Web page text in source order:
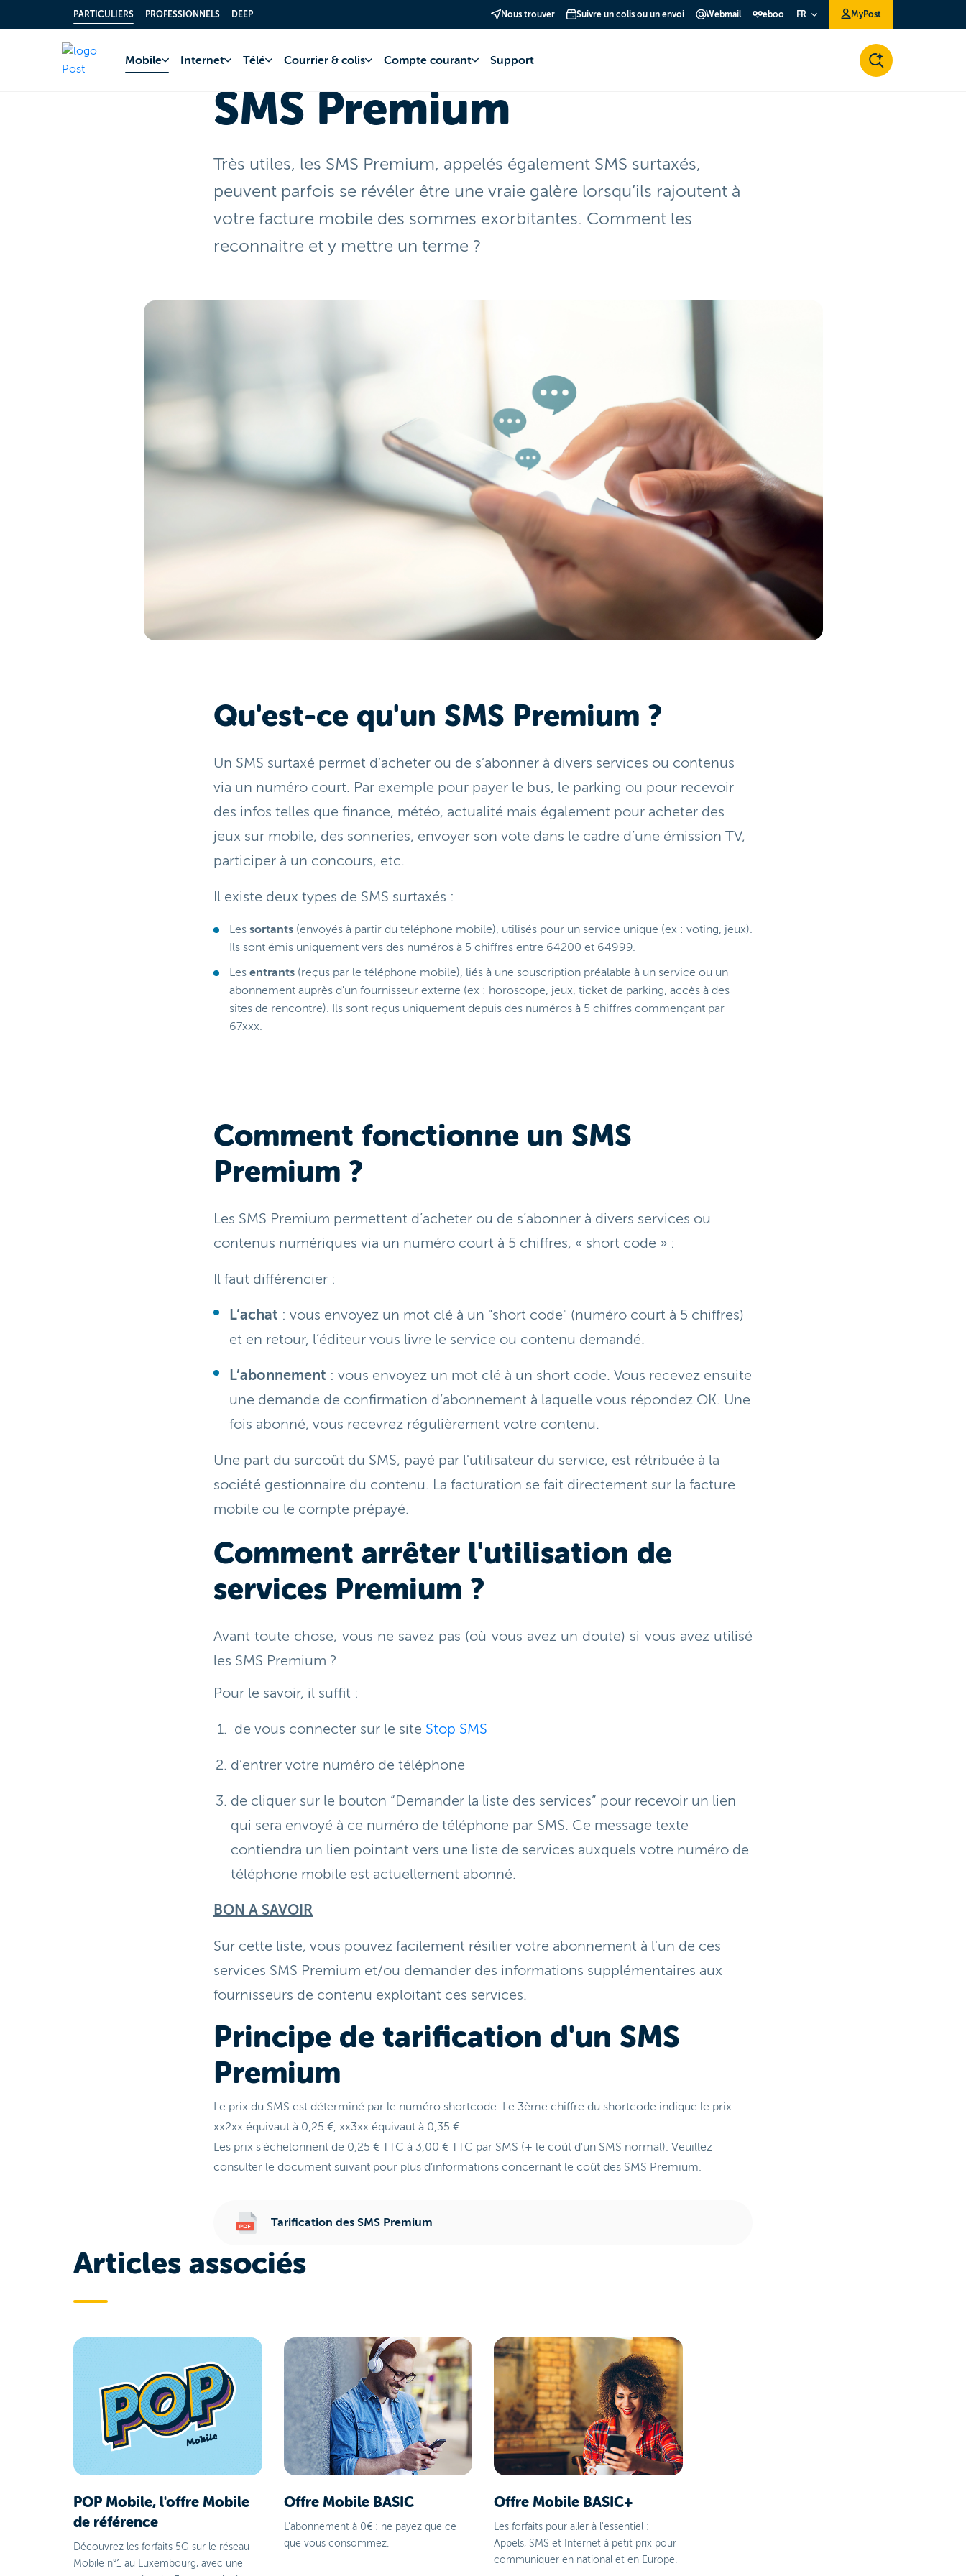
PARTICULIERS PROFESSIONNELS DEEP Nous trouver Suivre un colis ou un envoi Webmail eboo FR MyPost
Mobile Internet Télé Courrier & colis Compte courant Support
SMS Premium
Très utiles, les SMS Premium, appelés également SMS surtaxés,
peuvent parfois se révéler être une vraie galère lorsqu’ils rajoutent à
votre facture mobile des sommes exorbitantes. Comment les
reconnaitre et y mettre un terme ?
Qu'est-ce qu'un SMS Premium ?
Un SMS surtaxé permet d’acheter ou de s’abonner à divers services ou contenus
via un numéro court. Par exemple pour payer le bus, le parking ou pour recevoir
des infos telles que finance, météo, actualité mais également pour acheter des
jeux sur mobile, des sonneries, envoyer son vote dans le cadre d’une émission TV,
participer à un concours, etc.
Il existe deux types de SMS surtaxés :
Les sortants (envoyés à partir du téléphone mobile), utilisés pour un service unique (ex : voting, jeux).
Ils sont émis uniquement vers des numéros à 5 chiffres entre 64200 et 64999.
Les entrants (reçus par le téléphone mobile), liés à une souscription préalable à un service ou un
abonnement auprès d'un fournisseur externe (ex : horoscope, jeux, ticket de parking, accès à des
sites de rencontre). Ils sont reçus uniquement depuis des numéros à 5 chiffres commençant par
67xxx.
Comment fonctionne un SMS
Premium ?
Les SMS Premium permettent d’acheter ou de s’abonner à divers services ou
contenus numériques via un numéro court à 5 chiffres, « short code » :
Il faut différencier :
L’achat : vous envoyez un mot clé à un "short code" (numéro court à 5 chiffres)
et en retour, l’éditeur vous livre le service ou contenu demandé.
L’abonnement : vous envoyez un mot clé à un short code. Vous recevez ensuite
une demande de confirmation d’abonnement à laquelle vous répondez OK. Une
fois abonné, vous recevrez régulièrement votre contenu.
Une part du surcoût du SMS, payé par l'utilisateur du service, est rétribuée à la
société gestionnaire du contenu. La facturation se fait directement sur la facture
mobile ou le compte prépayé.
Comment arrêter l'utilisation de
services Premium ?
Avant toute chose, vous ne savez pas (où vous avez un doute) si vous avez utilisé
les SMS Premium ?
Pour le savoir, il suffit :
de vous connecter sur le site Stop SMS
d’entrer votre numéro de téléphone
de cliquer sur le bouton “Demander la liste des services” pour recevoir un lien
qui sera envoyé à ce numéro de téléphone par SMS. Ce message texte
contiendra un lien pointant vers une liste de services auxquels votre numéro de
téléphone mobile est actuellement abonné.
BON A SAVOIR
Sur cette liste, vous pouvez facilement résilier votre abonnement à l'un de ces
services SMS Premium et/ou demander des informations supplémentaires aux
fournisseurs de contenu exploitant ces services.
Principe de tarification d'un SMS
Premium
Le prix du SMS est déterminé par le numéro shortcode. Le 3ème chiffre du shortcode indique le prix :
xx2xx équivaut à 0,25 €, xx3xx équivaut à 0,35 €…
Les prix s'échelonnent de 0,25 € TTC à 3,00 € TTC par SMS (+ le coût d'un SMS normal). Veuillez
consulter le document suivant pour plus d’informations concernant le coût des SMS Premium.
Tarification des SMS Premium
Articles associés
POP Mobile, l'offre Mobile
de référence
Découvrez les forfaits 5G sur le réseau
Mobile n°1 au Luxembourg, avec une
Offre Mobile BASIC
L’abonnement à 0€ : ne payez que ce
que vous consommez.
Offre Mobile BASIC+
Les forfaits pour aller à l'essentiel :
Appels, SMS et Internet à petit prix pour
communiquer en national et en Europe.